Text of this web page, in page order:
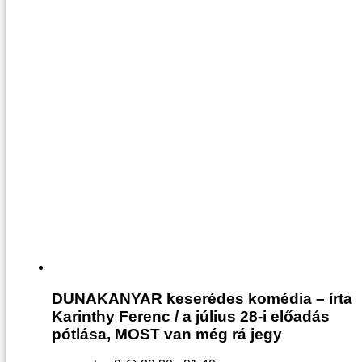
DUNAKANYAR keserédes komédia – írta
Karinthy Ferenc / a július 28-i előadás
pótlása, MOST van még rá jegy